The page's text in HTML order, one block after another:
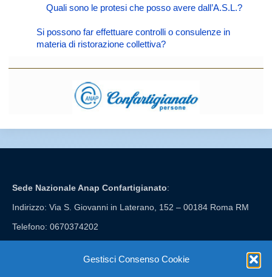
Gestisci Consenso Cookie
Quali sono le protesi che posso avere dall’A.S.L.?
Si possono far effettuare controlli o consulenze in
materia di ristorazione collettiva?
Sede Nazionale Anap Confartigianato:
Indirizzo: Via S. Giovanni in Laterano, 152 – 00184 Roma RM
Telefono: 0670374202